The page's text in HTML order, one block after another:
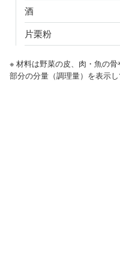
酒
片栗粉
※ 材料は野菜の皮、肉・魚の
部分の分量（調理量）を表示し